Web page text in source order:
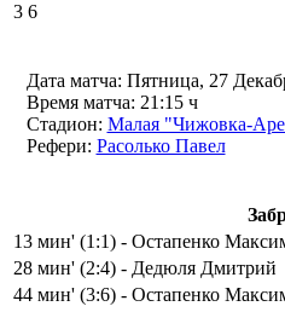
3 6
Дата матча: Пятница, 27
Время матча: 21:15 ч
Стадион: Малая "Чижовка-
Рефери: Расолько Павел
13 мин' (1:1) - Остапенко
28 мин' (2:4) - Дедюля Дмитрий
44 мин' (3:6) - Остапенко